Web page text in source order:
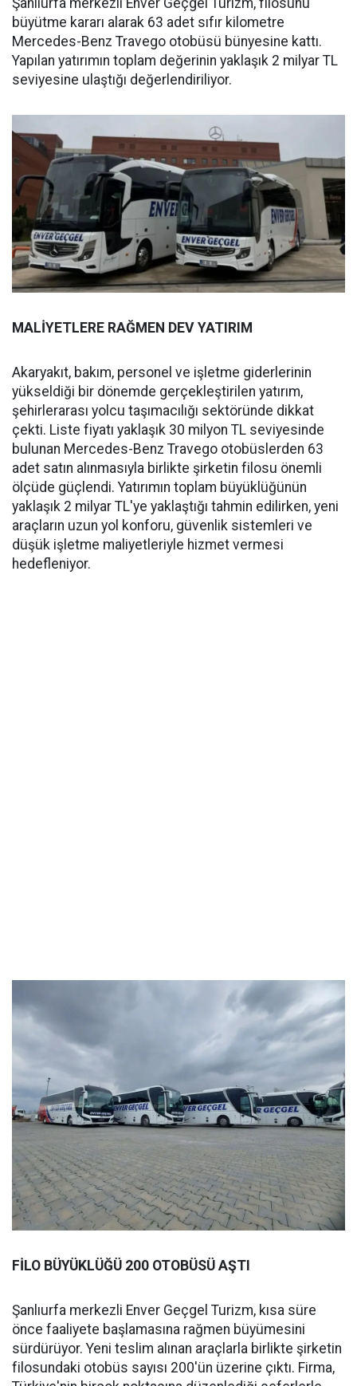
Şanlıurfa merkezli Enver Geçgel Turizm, filosunu
büyütme kararı alarak 63 adet sıfır kilometre
Mercedes-Benz Travego otobüsü bünyesine kattı.
Yapılan yatırımın toplam değerinin yaklaşık 2 milyar TL
seviyesine ulaştığı değerlendiriliyor.
MALİYETLERE RAĞMEN DEV YATIRIM
Akaryakıt, bakım, personel ve işletme giderlerinin
yükseldiği bir dönemde gerçekleştirilen yatırım,
şehirlerarası yolcu taşımacılığı sektöründe dikkat
çekti. Liste fiyatı yaklaşık 30 milyon TL seviyesinde
bulunan Mercedes-Benz Travego otobüslerden 63
adet satın alınmasıyla birlikte şirketin filosu önemli
ölçüde güçlendi. Yatırımın toplam büyüklüğünün
yaklaşık 2 milyar TL'ye yaklaştığı tahmin edilirken, yeni
araçların uzun yol konforu, güvenlik sistemleri ve
düşük işletme maliyetleriyle hizmet vermesi
hedefleniyor.
FİLO BÜYÜKLÜĞÜ 200 OTOBÜSÜ AŞTI
Şanlıurfa merkezli Enver Geçgel Turizm, kısa süre
önce faaliyete başlamasına rağmen büyümesini
sürdürüyor. Yeni teslim alınan araçlarla birlikte şirketin
filosundaki otobüs sayısı 200'ün üzerine çıktı. Firma,